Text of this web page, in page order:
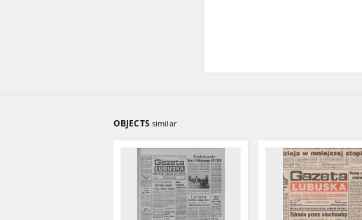
OBJECTS similar